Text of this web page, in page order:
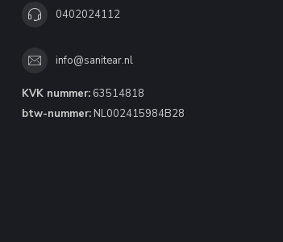
0402024112
info@sanitear.nl
KVK nummer: 63514818
btw-nummer: NL002415984B28